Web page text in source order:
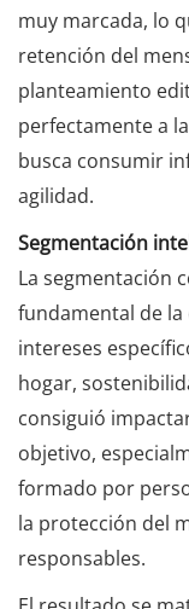
muy marcada, lo
retención del
planteamiento
perfectamente a
busca consumir
agilidad.
Segmentación
La segmentación
fundamental de la
intereses
hogar,
consiguió
objetivo,
formado por
la protección del
responsables.